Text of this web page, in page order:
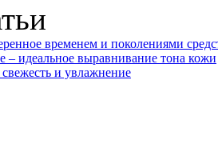
временем и поколениями
идеальное выравнивание тона кожи
и увлажнение